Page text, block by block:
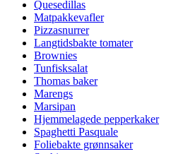
Quesedillas
Matpakkevafler
Pizzasnurrer
Langtidsbakte tomater
Brownies
Tunfisksalat
Thomas baker
Marengs
Marsipan
Hjemmelagede pepperkaker
Spaghetti Pasquale
Foliebakte grønnsaker